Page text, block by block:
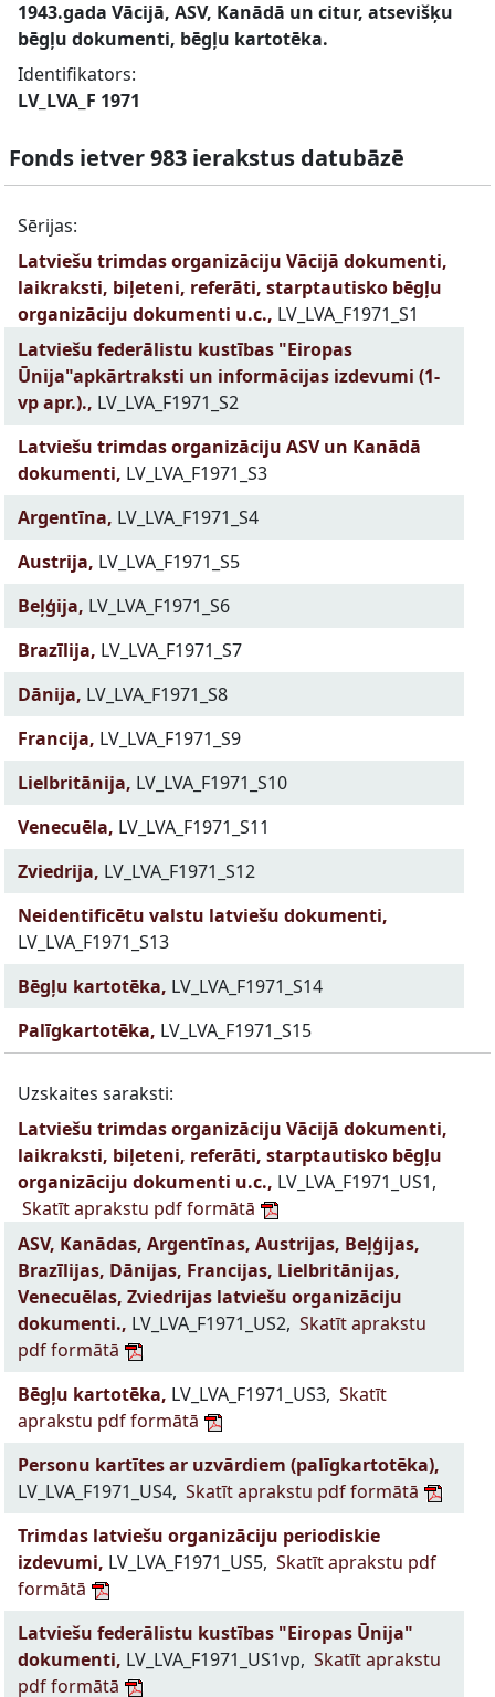
1943.gada Vācijā, ASV, Kanādā un citur, atsevišķu
bēgļu dokumenti, bēgļu kartotēka.
Identifikators:
LV_LVA_F 1971
Fonds ietver 983 ierakstus datubāzē
Sērijas:
Latviešu trimdas organizāciju Vācijā dokumenti,
laikraksti, biļeteni, referāti, starptautisko bēgļu
organizāciju dokumenti u.c., LV_LVA_F1971_S1
Latviešu federālistu kustības "Eiropas
Ūnija"apkārtraksti un informācijas izdevumi (1-
vp apr.)., LV_LVA_F1971_S2
Latviešu trimdas organizāciju ASV un Kanādā
dokumenti, LV_LVA_F1971_S3
Argentīna, LV_LVA_F1971_S4
Austrija, LV_LVA_F1971_S5
Beļģija, LV_LVA_F1971_S6
Brazīlija, LV_LVA_F1971_S7
Dānija, LV_LVA_F1971_S8
Francija, LV_LVA_F1971_S9
Lielbritānija, LV_LVA_F1971_S10
Venecuēla, LV_LVA_F1971_S11
Zviedrija, LV_LVA_F1971_S12
Neidentificētu valstu latviešu dokumenti,
LV_LVA_F1971_S13
Bēgļu kartotēka, LV_LVA_F1971_S14
Palīgkartotēka, LV_LVA_F1971_S15
Uzskaites saraksti:
Latviešu trimdas organizāciju Vācijā dokumenti,
laikraksti, biļeteni, referāti, starptautisko bēgļu
organizāciju dokumenti u.c., LV_LVA_F1971_US1,
Skatīt aprakstu pdf formātā
ASV, Kanādas, Argentīnas, Austrijas, Beļģijas,
Brazīlijas, Dānijas, Francijas, Lielbritānijas,
Venecuēlas, Zviedrijas latviešu organizāciju
dokumenti., LV_LVA_F1971_US2, Skatīt aprakstu
pdf formātā
Bēgļu kartotēka, LV_LVA_F1971_US3, Skatīt
aprakstu pdf formātā
Personu kartītes ar uzvārdiem (palīgkartotēka),
LV_LVA_F1971_US4, Skatīt aprakstu pdf formātā
Trimdas latviešu organizāciju periodiskie
izdevumi, LV_LVA_F1971_US5, Skatīt aprakstu pdf
formātā
Latviešu federālistu kustības "Eiropas Ūnija"
dokumenti, LV_LVA_F1971_US1vp, Skatīt aprakstu
pdf formātā